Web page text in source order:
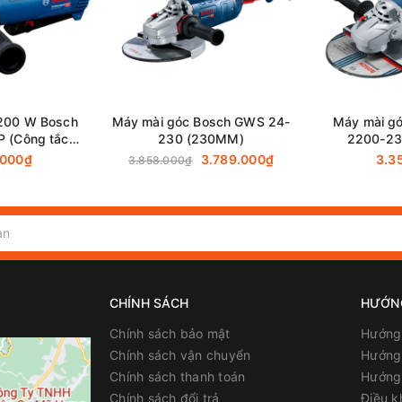
205mm
Hòa - Đồng Nai
W Bosch
(Công tắc
Máy mài góc Bosch GWS 24-
230 (230MM)
3.858.000₫ 3.789.000₫
Máy mài
2200-
CHÍNH SÁCH
Chính sách bảo mật
Chính sách vận chuyển
Chính sách thanh toán
Chính sách đổi trả
Điều